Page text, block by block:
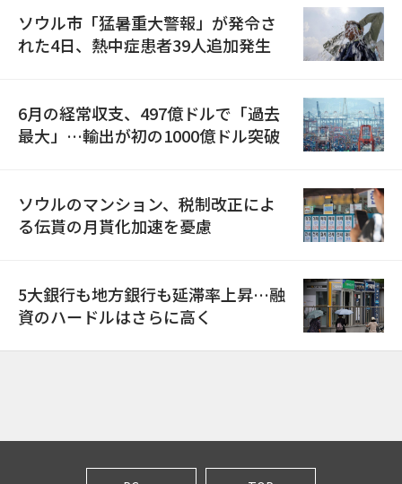
ソウル市「猛暑重大警報」が発令さ
れた4日、熱中症患者39人追加発生
6月の経常収支、497億ドルで「過去
最大」…輸出が初の1000億ドル突破
ソウルのマンション、税制改正によ
る伝貰の月貰化加速を憂慮
5大銀行も地方銀行も延滞率上昇…融
資のハードルはさらに高く